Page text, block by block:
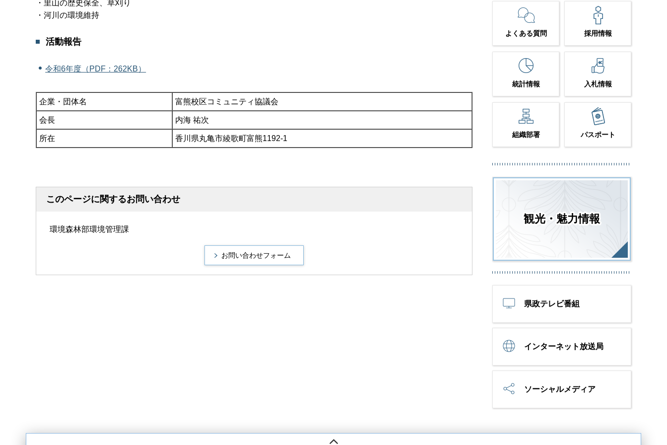
・里山の歴史保全、草刈り
・河川の環境維持
活動報告
令和6年度（PDF：262KB）
企業・団体名 富熊校区コミュニティ協議会
会長 内海 祐次
所在 香川県丸亀市綾歌町富熊1192-1
このページに関するお問い合わせ
環境森林部環境管理課
よくある質問 採用情報
統計情報 入札情報
組織部署 パスポート
観光・魅力情報
県政テレビ番組
インターネット放送局
ソーシャルメディア